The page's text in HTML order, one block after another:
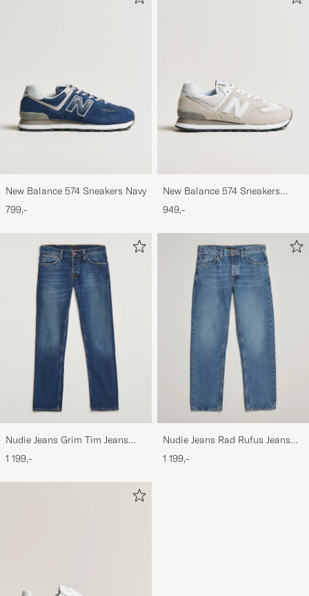
New Balance 574 Sneakers Navy
799,-
New Balance 574 Sneakers
Nimbus Cloud
949,-
Nudie Jeans Grim Tim Jeans
Indigo Myth
1 199,-
Nudie Jeans Rad Rufus Jeans
Indigo Blues
1 199,-